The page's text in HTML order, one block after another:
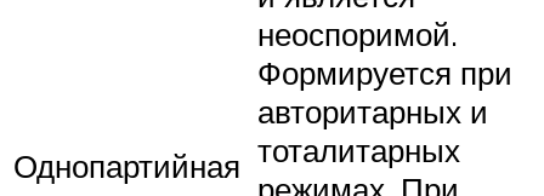
Однопартийная
неоспоримой.
Формируется при
авторитарных и
тоталитарных